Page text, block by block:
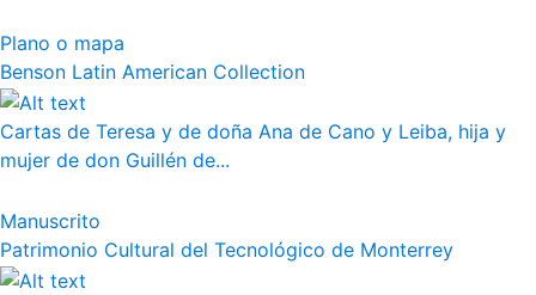
Plano o mapa
Benson Latin American Collection
Cartas de Teresa y de doña Ana de Cano y Leiba, hija y
mujer de don Guillén de...
Manuscrito
Patrimonio Cultural del Tecnológico de Monterrey